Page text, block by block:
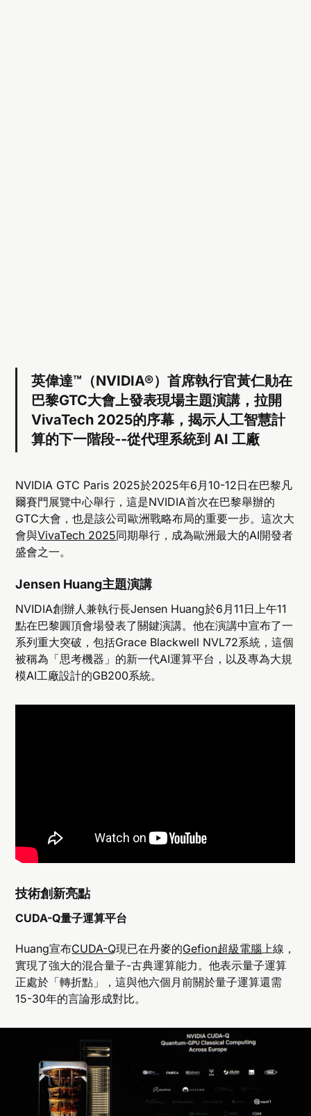
英偉達™（NVIDIA®）首席執行官黃仁勛在
巴黎GTC大會上發表現場主題演講，拉開
VivaTech 2025的序幕，揭示人工智慧計
算的下一階段--從代理系統到 AI 工廠
NVIDIA GTC Paris 2025於2025年6月10-12日在巴黎凡
爾賽門展覽中心舉行，這是NVIDIA首次在巴黎舉辦的
GTC大會，也是該公司歐洲戰略布局的重要一步。這次大
會與VivaTech 2025同期舉行，成為歐洲最大的AI開發者
盛會之一。
Jensen Huang主題演講
NVIDIA創辦人兼執行長Jensen Huang於6月11日上午11
點在巴黎圓頂會場發表了關鍵演講。他在演講中宣布了一
系列重大突破，包括Grace Blackwell NVL72系統，這個
被稱為「思考機器」的新一代AI運算平台，以及專為大規
模AI工廠設計的GB200系統。
技術創新亮點
CUDA-Q量子運算平台
Huang宣布CUDA-Q現已在丹麥的Gefion超級電腦上線，
實現了強大的混合量子-古典運算能力。他表示量子運算
正處於「轉折點」，這與他六個月前關於量子運算還需
15-30年的言論形成對比。